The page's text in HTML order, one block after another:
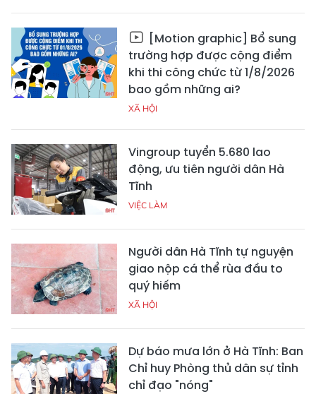
[Motion graphic] Bổ sung
trường hợp được cộng điểm
khi thi công chức từ 1/8/2026
bao gồm những ai?
XÃ HỘI
Vingroup tuyển 5.680 lao
động, ưu tiên người dân Hà
Tĩnh
VIỆC LÀM
Người dân Hà Tĩnh tự nguyện
giao nộp cá thể rùa đầu to
quý hiếm
XÃ HỘI
Dự báo mưa lớn ở Hà Tĩnh: Ban
Chỉ huy Phòng thủ dân sự tỉnh
chỉ đạo "nóng"